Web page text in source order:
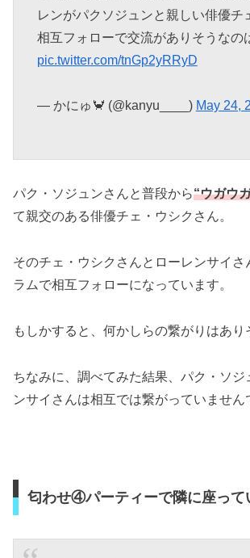
レンがパクソジュンと親しい俳優チ
相互フォローで交流がありそうなの
pic.twitter.com/tnGp2yRRyD
— かにゅ🦀 (@kanyu____) May 24,
パク・ソジュンさんと普段から“ウガウ
て親交のある俳優チェ・ウシクさん。
そのチェ・ウシクさんとローレンサイさ
ラムで相互フォローになっています。
もしかすると、何かしらの繋がりはあり
ちなみに、調べてみた結果、パク・ソジ
ンサイさんは相互では繋がっていません
匂わせ④パーティーで隣に座って